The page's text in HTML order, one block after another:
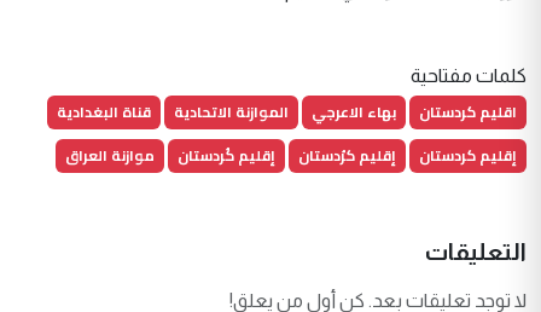
كلمات مفتاحية
اقليم كردستان بهاء الاعرجي الموازنة الاتحادية
قناة البغدادية
إقليم كردستان
إقليم كرُدستان إقليم كُردستان موازنة العراق
التعليقات
لا توجد تعليقات بعد. كن أول من يعلق!